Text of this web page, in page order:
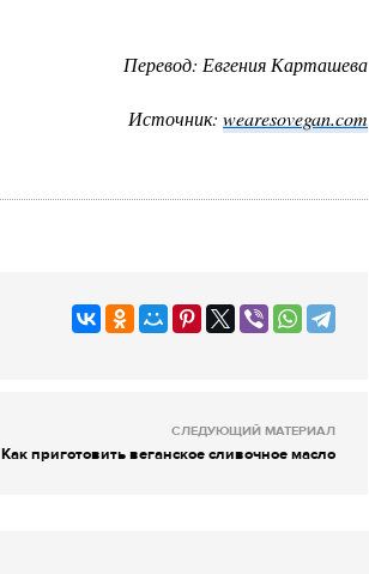
Перевод: Евгения Карташева
Источник: wearesovegan.com
СЛЕДУЮЩИЙ МАТЕРИАЛ
Как приготовить веганское сливочное масло